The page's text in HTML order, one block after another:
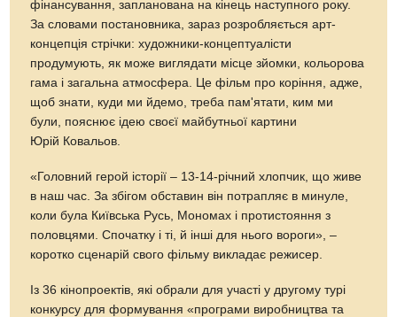
фінансування, запланована на кінець наступного року.
За словами постановника, зараз розробляється арт-
концепція стрічки: художники-концептуалісти
продумують, як може виглядати місце зйомки, кольорова
гама і загальна атмосфера. Це фільм про коріння, адже,
щоб знати, куди ми йдемо, треба пам'ятати, ким ми
були, пояснює ідею своєї майбутньої картини
Юрій Ковальов.
«Головний герой історії – 13-14-річний хлопчик, що живе
в наш час. За збігом обставин він потрапляє в минуле,
коли була Київська Русь, Мономах і протистояння з
половцями. Спочатку і ті, й інші для нього вороги», –
коротко сценарій свого фільму викладає режисер.
Із 36 кінопроектів, які обрали для участі у другому турі
конкурсу для формування «програми виробництва та